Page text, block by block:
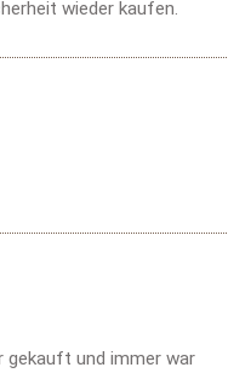
wieder kaufen.
gekauft und immer war